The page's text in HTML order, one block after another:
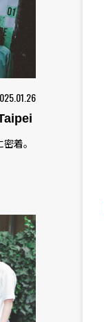
着。